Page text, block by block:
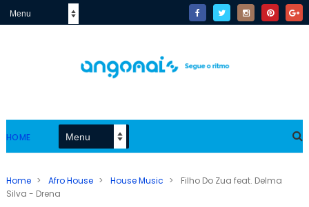
HOME
Home > Afro House > House Music >
Filho Do Zua feat. Delma
Silva - Drena